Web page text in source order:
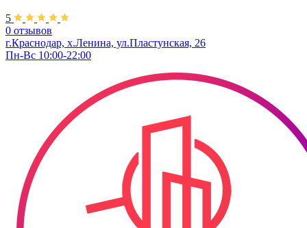
5
0 отзывов
г.Краснодар, х.Ленина, ул.Пластунская, 26
Пн-Вс 10:00-22:00